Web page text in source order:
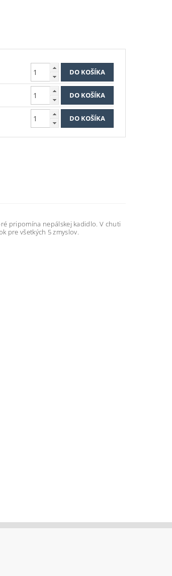
pripomína nepálskej kadidlo. V chuti
pre všetkých 5 zmyslov.